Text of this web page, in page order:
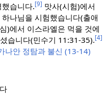
습니다.[9] 맛사(시험)에서
나님을 시험했습니다(출애
)에서 이스라엘은 먹을 것에
습니다(민수기 11:31-35).[4]
나안 정탐과 불신 (13-14)